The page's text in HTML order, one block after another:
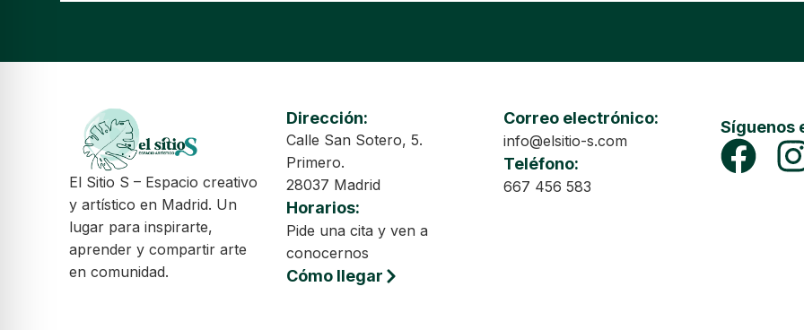
El Sitio S – Espacio creativo
y artístico en Madrid. Un
lugar para inspirarte,
aprender y compartir arte
en comunidad.
Dirección:
Calle San Sotero, 5.
Primero.
28037 Madrid
Horarios:
Pide una cita y ven a
conocernos
Cómo llegar
Correo electrónico:
info@elsitio-s.com
Teléfono:
667 456 583
Síguenos